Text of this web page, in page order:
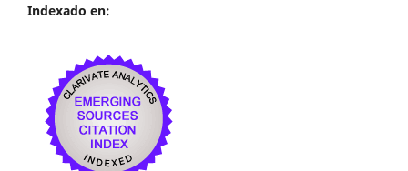
Indexado en: